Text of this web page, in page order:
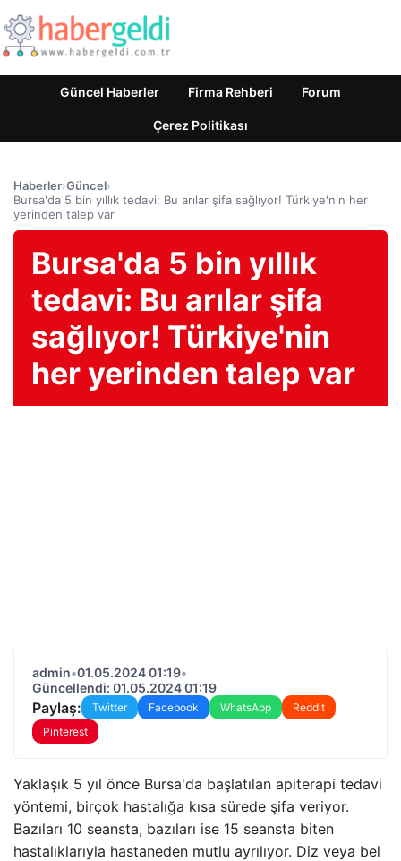
Güncel Haberler Firma Rehberi Forum
Çerez Politikası
Haberler›Güncel›
Bursa'da 5 bin yıllık tedavi: Bu arılar şifa sağlıyor! Türkiye'nin her
yerinden talep var
Bursa'da 5 bin yıllık
tedavi: Bu arılar şifa
sağlıyor! Türkiye'nin
her yerinden talep var
admin•01.05.2024 01:19•
Güncellendi: 01.05.2024 01:19
Paylaş: Twitter Facebook WhatsApp
Reddit
Pinterest
Yaklaşık 5 yıl önce Bursa'da başlatılan apiterapi tedavi
yöntemi, birçok hastalığa kısa sürede şifa veriyor.
Bazıları 10 seansta, bazıları ise 15 seansta biten
hastalıklarıyla hastaneden mutlu ayrılıyor. Diz veya bel